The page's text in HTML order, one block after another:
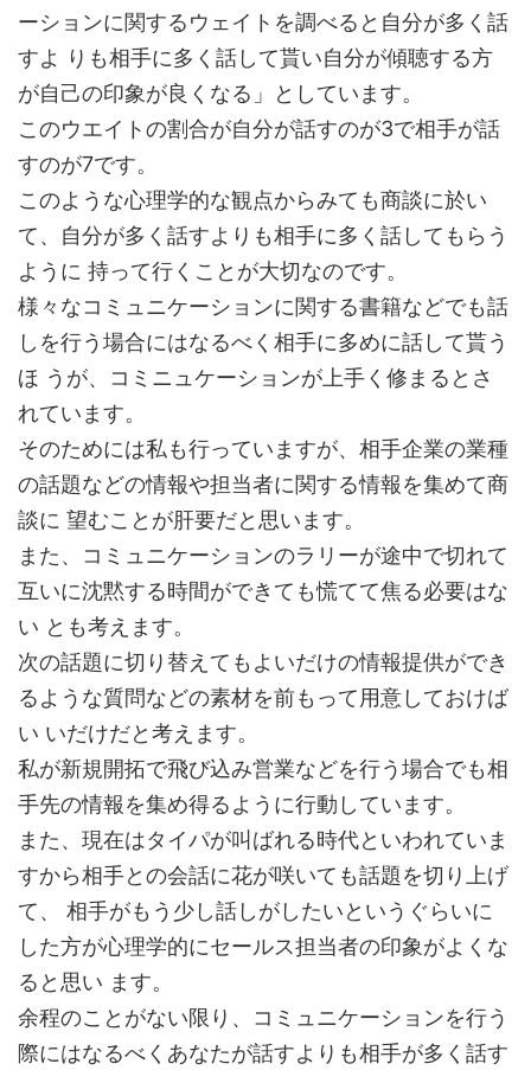
ーションに関するウェイトを調べると自分が多く話
すよ りも相手に多く話して貰い自分が傾聴する方
が自己の印象が良くなる」としています。
このウエイトの割合が自分が話すのが3で相手が話
すのが7です。
このような心理学的な観点からみても商談に於い
て、自分が多く話すよりも相手に多く話してもらう
ように 持って行くことが大切なのです。
様々なコミュニケーションに関する書籍などでも話
しを行う場合にはなるべく相手に多めに話して貰う
ほ うが、コミニュケーションが上手く修まるとさ
れています。
そのためには私も行っていますが、相手企業の業種
の話題などの情報や担当者に関する情報を集めて商
談に 望むことが肝要だと思います。
また、コミュニケーションのラリーが途中で切れて
互いに沈黙する時間ができても慌てて焦る必要はな
い とも考えます。
次の話題に切り替えてもよいだけの情報提供ができ
るような質問などの素材を前もって用意しておけば
い いだけだと考えます。
私が新規開拓で飛び込み営業などを行う場合でも相
手先の情報を集め得るように行動しています。
また、現在はタイパが叫ばれる時代といわれていま
すから相手との会話に花が咲いても話題を切り上げ
て、 相手がもう少し話しがしたいというぐらいに
した方が心理学的にセールス担当者の印象がよくな
ると思い ます。
余程のことがない限り、コミュニケーションを行う
際にはなるべくあなたが話すよりも相手が多く話す